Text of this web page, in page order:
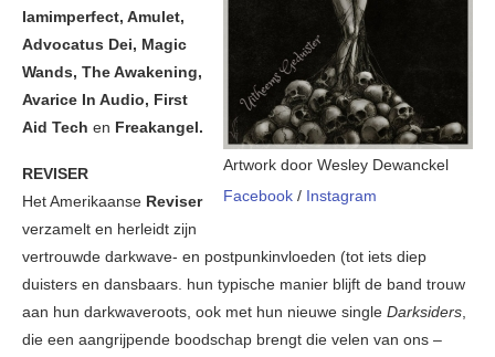
Artwork door Wesley Dewanckel
Facebook / Instagram
Iamimperfect, Amulet,
Advocatus Dei, Magic
Wands, The Awakening,
Avarice In Audio, First
Aid Tech en Freakangel.
REVISER
Het Amerikaanse Reviser
verzamelt en herleidt zijn
vertrouwde darkwave- en postpunkinvloeden (tot iets diep
duisters en dansbaars. hun typische manier blijft de band trouw
aan hun darkwaveroots, ook met hun nieuwe single Darksiders,
die een aangrijpende boodschap brengt die velen van ons –